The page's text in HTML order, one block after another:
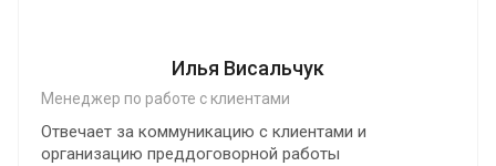
Илья Висальчук
Менеджер по работе с клиентами
Отвечает за коммуникацию с клиентами и
организацию преддоговорной работы